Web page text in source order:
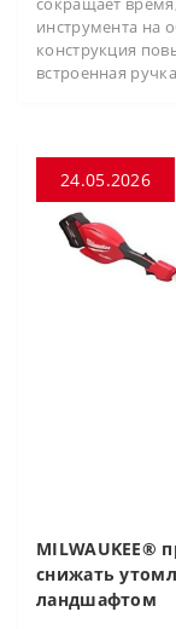
инструмента на
конструкция
встроенная
24.05.2026
MILWAUKEE®
снижать
ландшафтом